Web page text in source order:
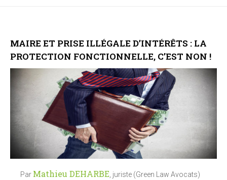
MAIRE ET PRISE ILLÉGALE D’INTÉRÊTS : LA
PROTECTION FONCTIONNELLE, C’EST NON !
Par Mathieu DEHARBE , juriste (Green Law Avocats)